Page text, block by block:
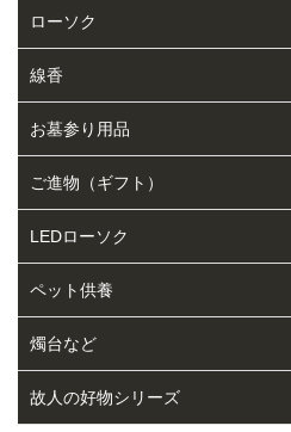
ローソク
線香
お墓参り用品
ご進物（ギフト）
LEDローソク
ペット供養
燭台など
故人の好物シリーズ